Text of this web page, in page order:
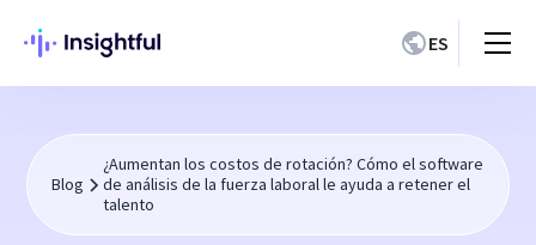
ES
Blog
¿Aumentan los costos de rotación? Cómo el software
de análisis de la fuerza laboral le ayuda a retener el
talento